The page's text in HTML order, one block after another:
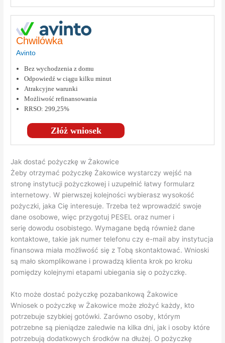
Chwilówka
Avinto
Złóż wniosek
Bez wychodzenia z domu
Odpowiedź w ciągu kilku minut
Atrakcyjne warunki
Możliwość refinansowania
RRSO: 299,25%
Jak dostać pożyczkę w Żakowice
Żeby otrzymać pożyczkę Żakowice wystarczy wejść na
stronę instytucji pożyczkowej i uzupełnić łatwy formularz
internetowy. W pierwszej kolejności wybierasz wysokość
pożyczki, jaka Cię interesuje. Trzeba też wprowadzić swoje
dane osobowe, więc przygotuj PESEL oraz numer i
serię dowodu osobistego. Wymagane będą również dane
kontaktowe, takie jak numer telefonu czy e-mail aby instytucja
finansowa miała możliwość się z Tobą skontaktować. Wnioski
są mało skomplikowane i prowadzą klienta krok po kroku
pomiędzy kolejnymi etapami ubiegania się o pożyczkę.
Kto może dostać pożyczkę pozabankową Żakowice
Wniosek o pożyczkę w Żakowice może złożyć każdy, kto
potrzebuje szybkiej gotówki. Zarówno osoby, którym
potrzebne są pieniądze zaledwie na kilka dni, jak i osoby które
potrzebują dodatkowych środków na dłużej. O pożyczkę